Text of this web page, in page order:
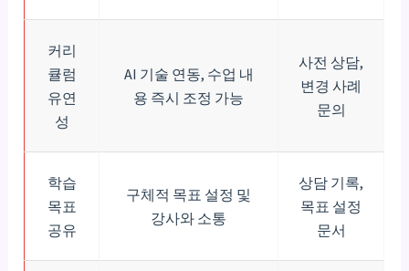
커리
큘럼
유연
성
AI 기술 연동, 수업 내
용 즉시 조정 가능
사전 상담,
변경 사례
문의
학습
목표
공유
구체적 목표 설정 및
강사와 소통
상담 기록,
목표 설정
문서